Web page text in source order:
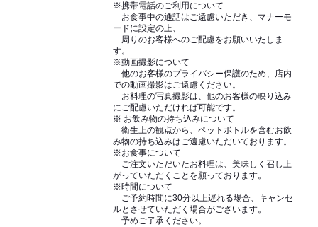
※携帯電話のご利用について
お食事中の通話はご遠慮いただき、マナーモ
ードに設定の上、
周りのお客様へのご配慮をお願いいたしま
す。
※動画撮影について
他のお客様のプライバシー保護のため、店内
での動画撮影はご遠慮ください。
お料理の写真撮影は、他のお客様の映り込み
にご配慮いただければ可能です。
※ お飲み物の持ち込みについて
衛生上の観点から、ペットボトルを含むお飲
み物の持ち込みはご遠慮いただいております。
※お食事について
ご注文いただいたお料理は、美味しく召し上
がっていただくことを願っております。
※時間について
ご予約時間に30分以上遅れる場合、キャンセ
ルとさせていただく場合がございます。
予めご了承ください。